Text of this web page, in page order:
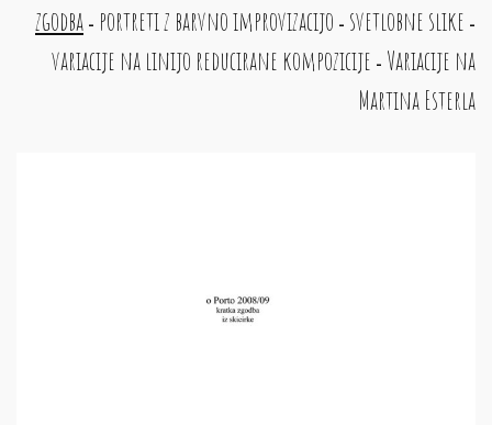
zgodba - portreti z barvno improvizacijo - svetlobne slike -
variacije na linijo reducirane kompozicije - Variacije na
Martina Esterla